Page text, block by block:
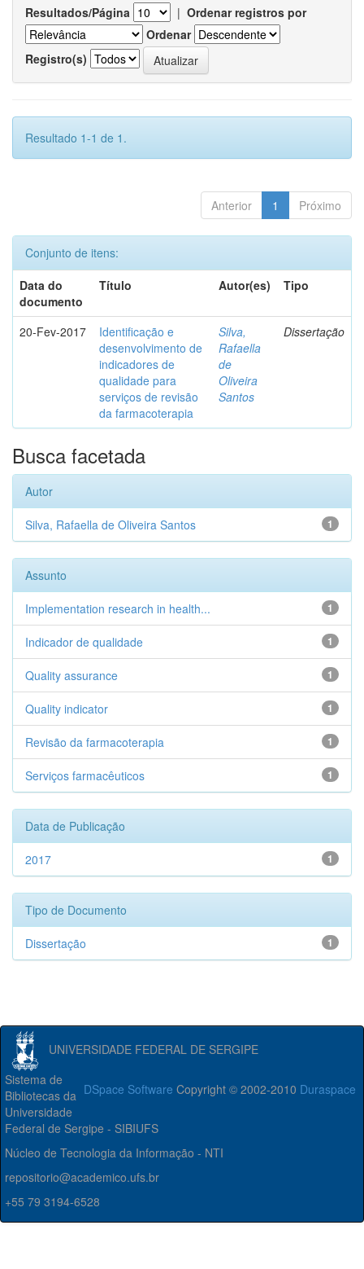
Resultados/Página | Ordenar registros por
Ordenar
Registro(s)
Resultado 1-1 de 1.
Anterior 1 Próximo
Conjunto de itens:
Data do
documento
Título Autor(es) Tipo
20-Fev-2017
Identificação e
desenvolvimento de
indicadores de
qualidade para
serviços de revisão
da farmacoterapia
Silva,
Rafaella
de
Oliveira
Santos
Dissertação
Busca facetada
Autor
1
Silva, Rafaella de Oliveira Santos
Assunto
1
Implementation research in health...
1
Indicador de qualidade
1
Quality assurance
1
Quality indicator
1
Revisão da farmacoterapia
1
Serviços farmacêuticos
Data de Publicação
1
2017
Tipo de Documento
1
Dissertação
UNIVERSIDADE FEDERAL DE SERGIPE
DSpace Software Copyright © 2002-2010 Duraspace
Sistema de
Bibliotecas da
Universidade
Federal de Sergipe - SIBIUFS
Núcleo de Tecnologia da Informação - NTI
repositorio@academico.ufs.br
+55 79 3194-6528